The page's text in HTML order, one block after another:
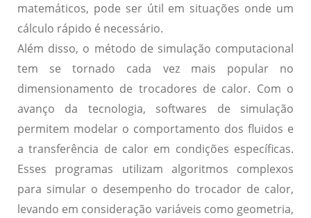
matemáticos, pode ser útil em situações onde um
cálculo rápido é necessário.
Além disso, o método de simulação computacional
tem se tornado cada vez mais popular no
dimensionamento de trocadores de calor. Com o
avanço da tecnologia, softwares de simulação
permitem modelar o comportamento dos fluidos e
a transferência de calor em condições específicas.
Esses programas utilizam algoritmos complexos
para simular o desempenho do trocador de calor,
levando em consideração variáveis como geometria,